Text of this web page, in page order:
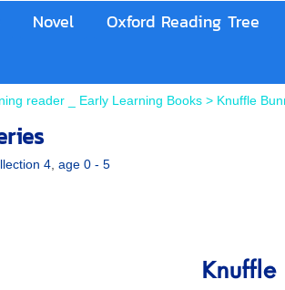
Novel Oxford Reading Tree
reader _ Early Learning Books> Knuffle
4 ,age 0 - 5
Knuffle